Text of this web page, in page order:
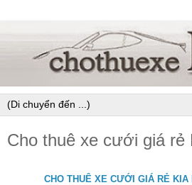
Cho thuê xe cưới giá rẻ
CHO THUÊ XE CƯỚI GIÁ RẺ KIA